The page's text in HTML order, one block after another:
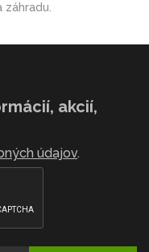
akcií,
údajov.